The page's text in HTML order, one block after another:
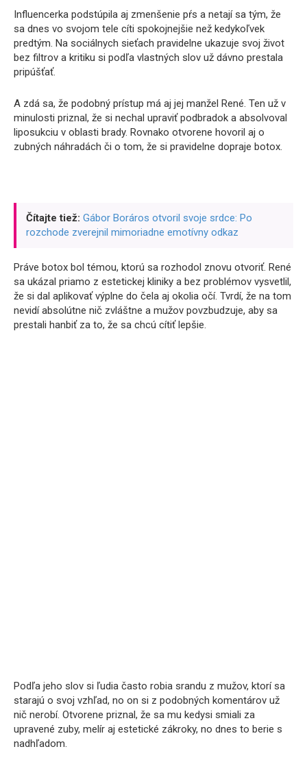
Influencerka podstúpila aj zmenšenie pŕs a netají sa tým, že
sa dnes vo svojom tele cíti spokojnejšie než kedykoľvek
predtým. Na sociálnych sieťach pravidelne ukazuje svoj život
bez filtrov a kritiku si podľa vlastných slov už dávno prestala
pripúšťať.
A zdá sa, že podobný prístup má aj jej manžel René. Ten už v
minulosti priznal, že si nechal upraviť podbradok a absolvoval
liposukciu v oblasti brady. Rovnako otvorene hovoril aj o
zubných náhradách či o tom, že si pravidelne dopraje botox.
Čítajte tiež: Gábor Boráros otvoril svoje srdce: Po
rozchode zverejnil mimoriadne emotívny odkaz
Práve botox bol témou, ktorú sa rozhodol znovu otvoriť. René
sa ukázal priamo z estetickej kliniky a bez problémov vysvetlil,
že si dal aplikovať výplne do čela aj okolia očí. Tvrdí, že na tom
nevidí absolútne nič zvláštne a mužov povzbudzuje, aby sa
prestali hanbiť za to, že sa chcú cítiť lepšie.
Podľa jeho slov si ľudia často robia srandu z mužov, ktorí sa
starajú o svoj vzhľad, no on si z podobných komentárov už
nič nerobí. Otvorene priznal, že sa mu kedysi smiali za
upravené zuby, melír aj estetické zákroky, no dnes to berie s
nadhľadom.